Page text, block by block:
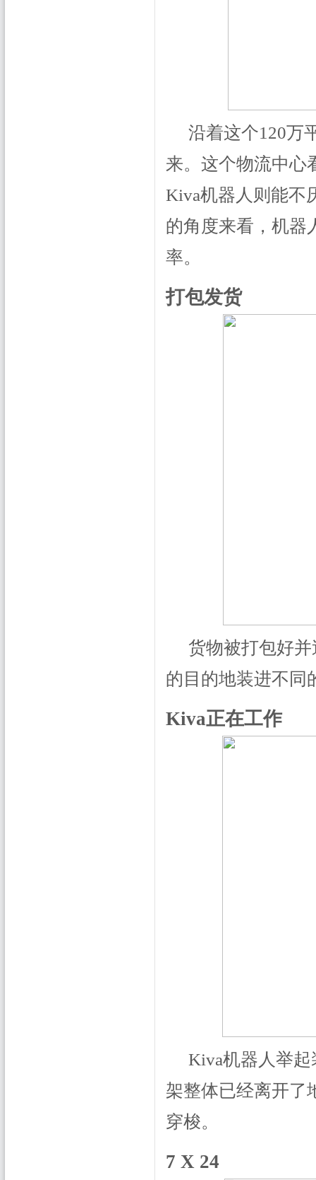
沿着这个120万
来。这个物流中心
Kiva机器人则能不
的角度来看，机器
率。
打包发货
货物被打包好
的目的地装进不同
Kiva正在工作
Kiva机器人举
架整体已经离开了
穿梭。
7 X 24